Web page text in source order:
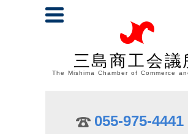
三島商工会議
The Mishima Chamber of Commerce
055-975-4441